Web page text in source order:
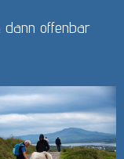
dann offenbar